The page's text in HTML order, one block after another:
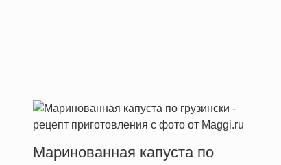
Маринованная капуста по